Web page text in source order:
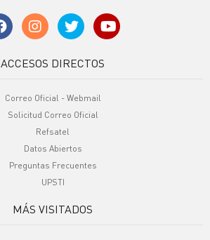
ACCESOS DIRECTOS
Correo Oficial - Webmail
Solicitud Correo Oficial
Refsatel
Datos Abiertos
Preguntas Frecuentes
UPSTI
MÁS VISITADOS